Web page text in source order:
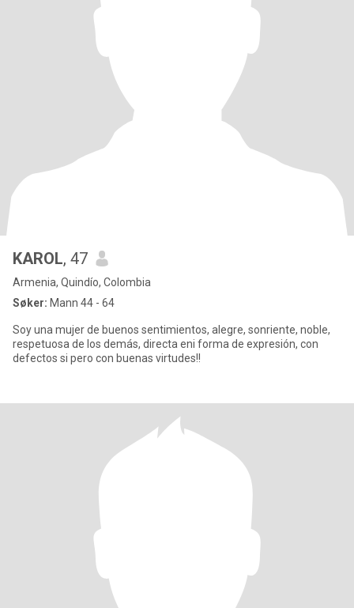
KAROL, 47
Armenia, Quindío, Colombia
Søker: Mann 44 - 64
Soy una mujer de buenos sentimientos, alegre, sonriente, noble,
respetuosa de los demás, directa eni forma de expresión, con
defectos si pero con buenas virtudes!!